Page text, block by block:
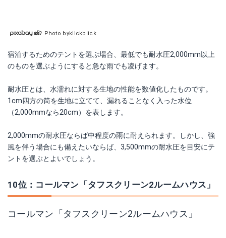
Photo byklickblick
宿泊するためのテントを選ぶ場合、最低でも耐水圧2,000mm以上
のものを選ぶようにすると急な雨でも凌げます。
耐水圧とは、水濡れに対する生地の性能を数値化したものです。
1cm四方の筒を生地に立てて、漏れることなく入った水位
（2,000mmなら20cm）を表します。
2,000mmの耐水圧ならば中程度の雨に耐えられます。しかし、強
風を伴う場合にも備えたいならば、3,500mmの耐水圧を目安にテ
ントを選ぶとよいでしょう。
10位：コールマン「タフスクリーン2ルームハウス」
コールマン「タフスクリーン2ルームハウス」